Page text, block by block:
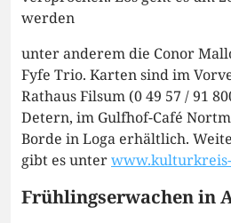
werden
unter anderem die Conor
Fyfe Trio. Karten sind im
Rathaus Filsum (0 49 57 / 91
Detern, im Gulfhof-Café
Borde in Loga erhältlich.
gibt es unter
Frühlingserwachen in